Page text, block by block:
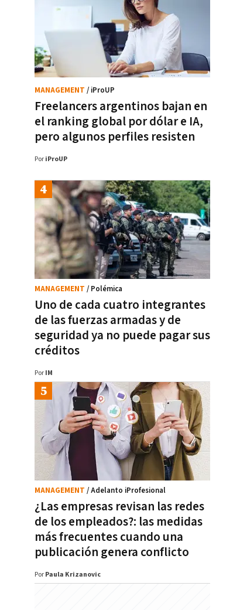
Freelancers argentinos bajan en
el ranking global por dólar e IA,
pero algunos perfiles resisten
MANAGEMENT / iProUP
Por iProUP
Uno de cada cuatro integrantes
de las fuerzas armadas y de
seguridad ya no puede pagar sus
créditos
MANAGEMENT / Polémica
Por IM
¿Las empresas revisan las redes
de los empleados?: las medidas
más frecuentes cuando una
publicación genera conflicto
MANAGEMENT / Adelanto iProfesional
Por Paula Krizanovic